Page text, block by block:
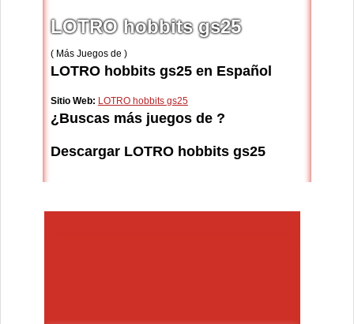
LOTRO hobbits gs25
( Más Juegos de )
LOTRO hobbits gs25 en Español
Sitio Web: LOTRO hobbits gs25
¿Buscas más juegos de ?
Descargar LOTRO hobbits gs25